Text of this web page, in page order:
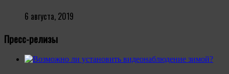
6 августа, 2019
Пресс-релизы